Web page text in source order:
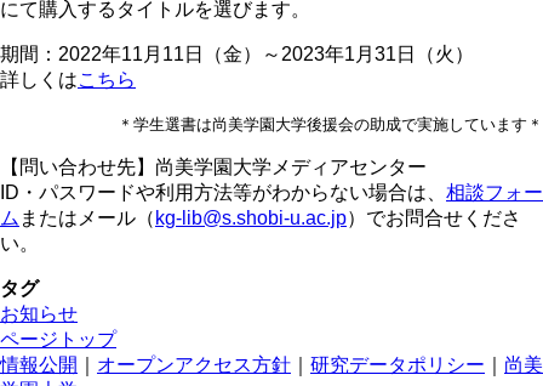
にて購入するタイトルを選びます。
期間：2022年11月11日（金）～2023年1月31日（火）
詳しくはこちら
＊学生選書は尚美学園大学後援会の助成で実施しています＊
【問い合わせ先】尚美学園大学メディアセンター
ID・パスワードや利用方法等がわからない場合は、 相談フォー
ム またはメール（ kg-lib@s.shobi-u.ac.jp）でお問合せくださ
い。
タグ
お知らせ
ページトップ
情報公開
オープンアクセス方針 研究データポリシー
尚美